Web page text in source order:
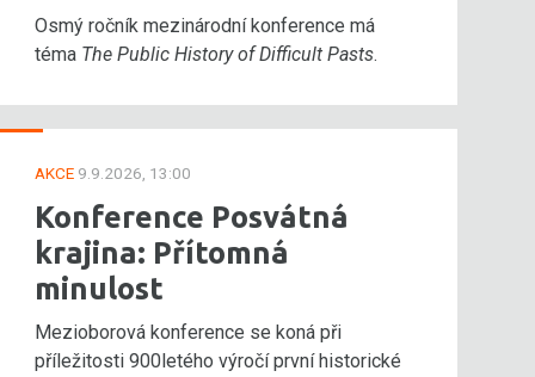
Osmý ročník mezinárodní konference má
téma The Public History of Difficult Pasts.
AKCE 9.9.2026, 13:00
Konference Posvátná
krajina: Přítomná
minulost
Mezioborová konference se koná při
příležitosti 900letého výročí první historické